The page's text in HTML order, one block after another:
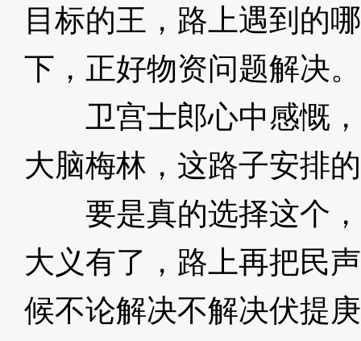
目标的王，路上遇到的
下，正好物资问题解决
卫宫士郎心中感慨，
大脑梅林，这路子安排
要是真的选择这个，
大义有了，路上再把民
候不论解决不解决伏提